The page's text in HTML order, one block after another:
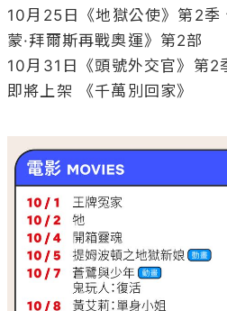
10月25日《地獄公使》第2季
蒙·拜爾斯再戰奧運》第2部
10月31日《頭號外交官》第2
即將上架 《千萬別回家》